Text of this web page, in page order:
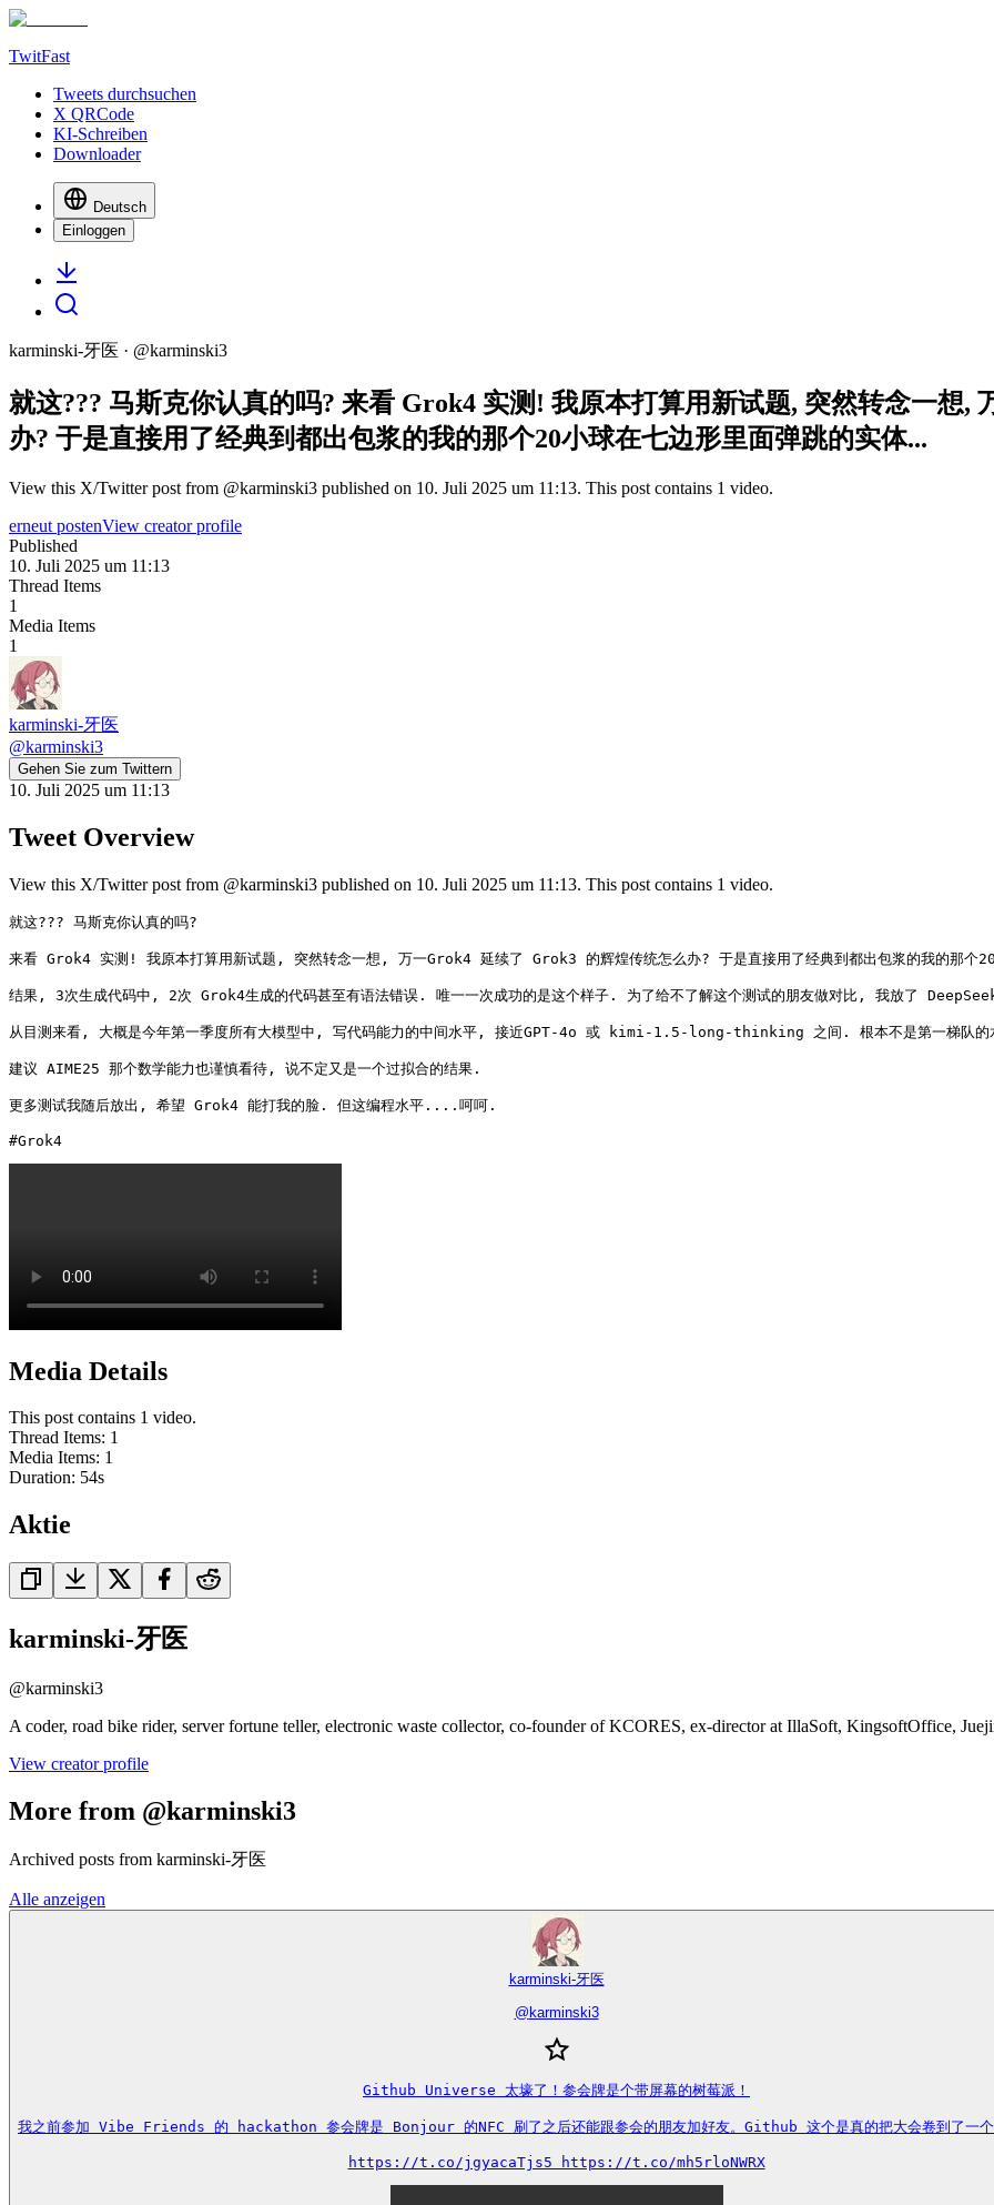
TwitFast
Tweets durchsuchen
X QRCode
KI-Schreiben
Downloader
Deutsch
Einloggen
karminski-牙医 · @karminski3
就这??? 马斯克你认真的吗? 来看 Grok4 实测! 我原本打算用新试题, 突然转念一想,
办? 于是直接用了经典到都出包浆的我的那个20小球在七边形里面弹跳的实体...
View this X/Twitter post from @karminski3 published on 10. Juli 2025 um 11:13. This post contains 1 video.
erneut postenView creator profile
Published
10. Juli 2025 um 11:13
Thread Items
1
Media Items
1
karminski-牙医
@karminski3
Gehen Sie zum Twittern
10. Juli 2025 um 11:13
Tweet Overview
View this X/Twitter post from @karminski3 published on 10. Juli 2025 um 11:13. This post contains 1 video.
就这??? 马斯克你认真的吗?
来看 Grok4 实测! 我原本打算用新试题, 突然转念一想, 万一Grok4 延续了 Grok3 的辉煌传统怎么办? 于是直接用了经典到都出包浆的我的那个
结果, 3次生成代码中, 2次 Grok4生成的代码甚至有语法错误. 唯一一次成功的是这个样子. 为了给不了解这个测试的朋友做对比, 我放了
从目测来看, 大概是今年第一季度所有大模型中, 写代码能力的中间水平, 接近GPT-4o 或 kimi-1.5-long-thinking 之间. 根本不是第一
建议 AIME25 那个数学能力也谨慎看待, 说不定又是一个过拟合的结果.
更多测试我随后放出, 希望 Grok4 能打我的脸. 但这编程水平....呵呵.
#Grok4
Media Details
This post contains 1 video.
Thread Items: 1
Media Items: 1
Duration: 54s
Aktie
karminski-牙医
@karminski3
A coder, road bike rider, server fortune teller, electronic waste collector, co-founder of KCORES, ex-director at IllaSoft, KingsoftOffice,
View creator profile
More from @karminski3
Archived posts from karminski-牙医
Alle anzeigen
karminski-牙医
@ karminski3
Github Universe 太壕了！参会牌是个带屏幕的树莓派！
我之前参加 Vibe Friends 的 hackathon 参会牌是 Bonjour 的NFC 刷了之后还能跟参会的朋友加好友。Github 这个是真的把大会卷到了一个
https://t.co/jgyacaTjs5 https://t.co/mh5rloNWRX